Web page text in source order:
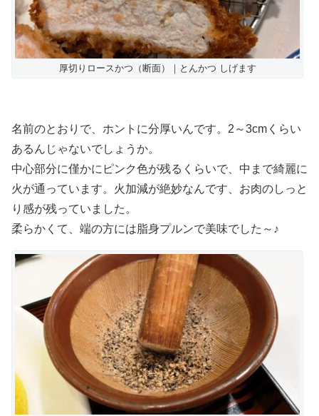
厚切りロースかつ（断面）｜とんかつ しげます
名前のとおりで、ホントに分厚いんです。2～3cmくらい
あるんじゃないでしょうか。
中心部分に僅かにピンク色が残るくらいで、中まで綺麗に
火が通っています。火加減が絶妙なんです、お肉のしっと
り感が残っていました。
柔らかくて、端の方には脂身プルンで美味でした～♪